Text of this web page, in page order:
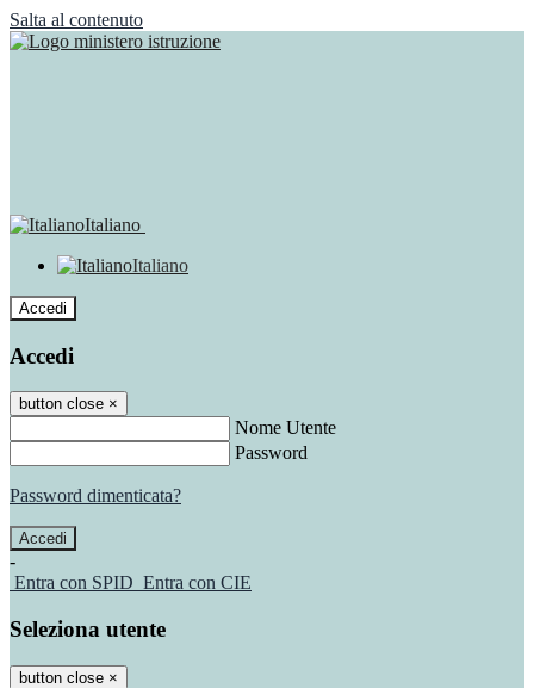
Salta al contenuto
Italiano
Italiano
Accedi
Accedi
button close ×
Nome Utente
Password
Password dimenticata?
-
Entra con SPID Entra con CIE
Seleziona utente
button close ×